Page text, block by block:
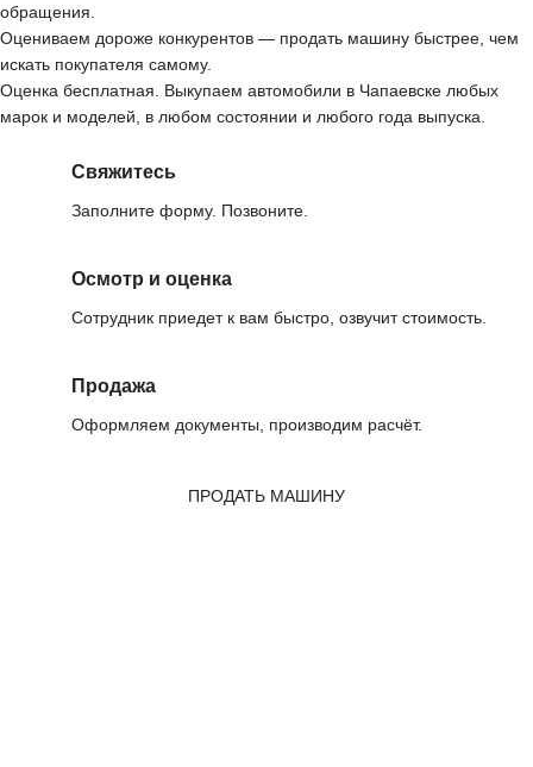
обращения.
Оцениваем дороже конкурентов — продать машину быстрее, чем
искать покупателя самому.
Оценка бесплатная. Выкупаем автомобили в Чапаевске любых
марок и моделей, в любом состоянии и любого года выпуска.
Свяжитесь
Заполните форму. Позвоните.
Осмотр и оценка
Сотрудник приедет к вам быстро, озвучит стоимость.
Продажа
Оформляем документы, производим расчёт.
ПРОДАТЬ МАШИНУ